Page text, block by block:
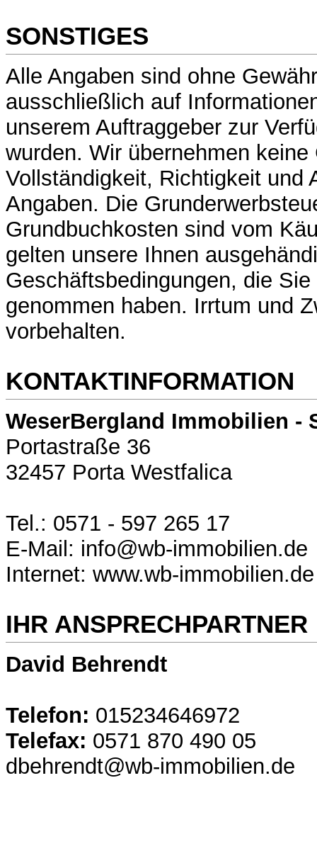
SONSTIGES
Alle Angaben sind ohne
ausschließlich auf
unserem Auftraggeber zur
wurden. Wir übernehmen keine
Vollständigkeit, Richtigkeit und
Angaben. Die
Grundbuchkosten sind vom
gelten unsere Ihnen
Geschäftsbedingungen, die
genommen haben. Irrtum und
vorbehalten.
KONTAKTINFORMATION
WeserBergland Immobilien -
Portastraße 36
32457 Porta Westfalica
Tel.: 0571 - 597 265 17
E-Mail: info@wb-immobilien.de
Internet: www.wb-immobilien.de
IHR ANSPRECHPARTNER
David Behrendt
Telefon: 015234646972
Telefax: 0571 870 490 05
dbehrendt@wb-immobilien.de